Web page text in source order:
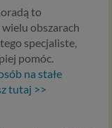
to
obszarach
specjaliste,
pomóc.
na stałe
tutaj >>
nas do
do jego
przez Ciebie w
nie bylibyśmy
mógłbyś z niej